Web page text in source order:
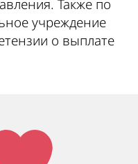
Также по
учреждение
о выплате